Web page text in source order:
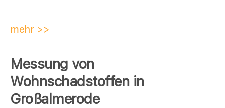
mehr >>
Messung von
Wohnschadstoffen in
Großalmerode